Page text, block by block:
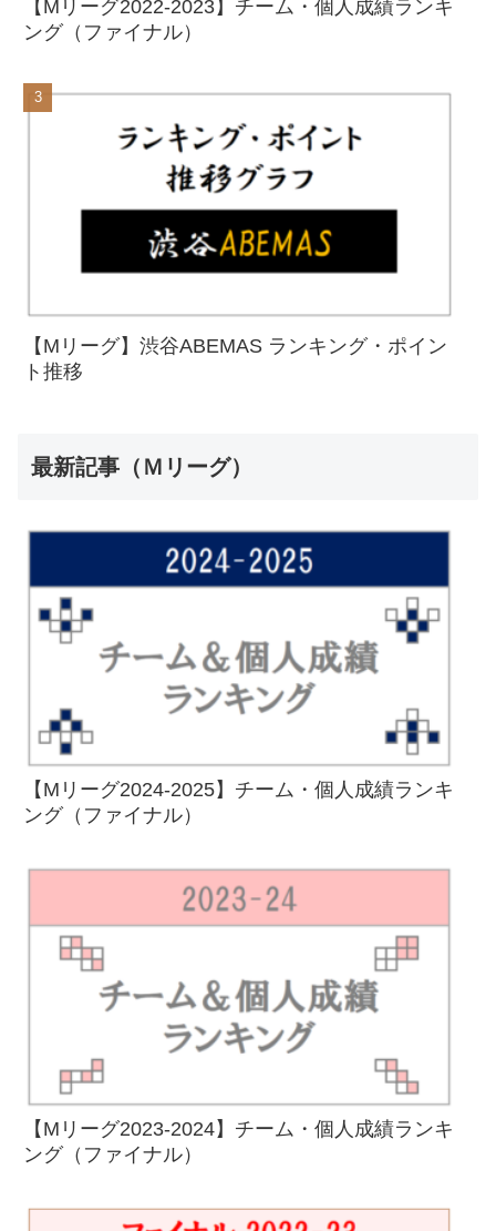
【Mリーグ2022-2023】チーム・個人成績ランキ
ング（ファイナル）
【Mリーグ】渋谷ABEMAS ランキング・ポイン
ト推移
最新記事（Ｍリーグ）
【Mリーグ2024-2025】チーム・個人成績ランキ
ング（ファイナル）
【Mリーグ2023-2024】チーム・個人成績ランキ
ング（ファイナル）